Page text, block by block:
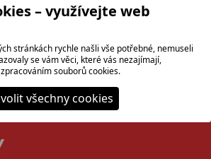
nejširší
– využívejte web
stránkách rychle našli vše potřebné, nemuseli
se vám věci, které vás nezajímají,
souborů cookies.
všechny cookies